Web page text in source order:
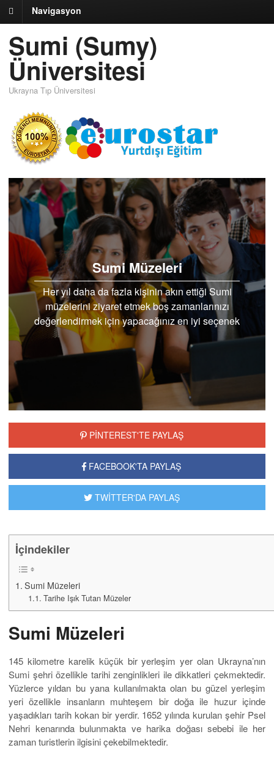
Navigasyon
Sumi (Sumy)
Üniversitesi
Ukrayna Tıp Üniversitesi
Sumi Müzeleri
Her yıl daha da fazla kişinin akın ettiği Sumi
müzelerini ziyaret etmek boş zamanlarınızı
değerlendirmek için yapacağınız en iyi seçenek
olacaktır.
PİNTEREST'TE PAYLAŞ
FACEBOOK'TA PAYLAŞ
TWİTTER'DA PAYLAŞ
İçindekiler
Sumi Müzeleri
Tarihe Işık Tutan Müzeler
Sumi Müzeleri
145 kilometre karelik küçük bir yerleşim yer olan Ukrayna’nın
Sumi şehri özellikle tarihi zenginlikleri ile dikkatleri çekmektedir.
Yüzlerce yıldan bu yana kullanılmakta olan bu güzel yerleşim
yeri özellikle insanların muhteşem bir doğa ile huzur içinde
yaşadıkları tarih kokan bir yerdir. 1652 yılında kurulan şehir Psel
Nehri kenarında bulunmakta ve harika doğası sebebi ile her
zaman turistlerin ilgisini çekebilmektedir.